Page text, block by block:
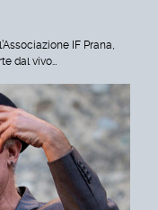
IF Prana,
dal vivo…